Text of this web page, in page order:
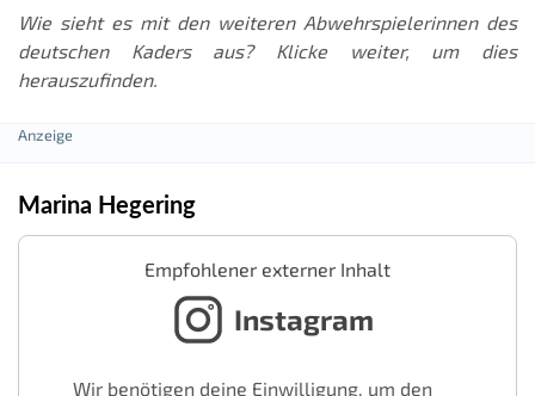
Wie sieht es mit den weiteren Abwehrspielerinnen des
deutschen Kaders aus? Klicke weiter, um dies
herauszufinden.
Marina Hegering
Empfohlener externer Inhalt
Instagram
Wir benötigen deine Einwilligung, um den